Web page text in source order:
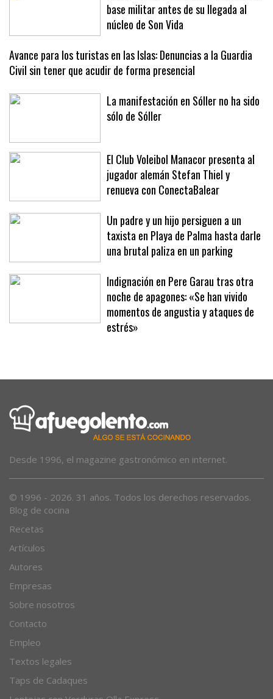
Estabilizan el incendio declarado en la
base militar antes de su llegada al
núcleo de Son Vida
Avance para los turistas en las Islas: Denuncias a la Guardia
Civil sin tener que acudir de forma presencial
La manifestación en Sóller no ha sido
El Club Voleibol Manacor presenta al
jugador alemán Stefan Thiel y
renueva con ConectaBalear
Un padre y un hijo persiguen a un
taxista en Playa de Palma hasta darle
una brutal paliza en un parking
Indignación en Pere Garau tras otra
noche de apagones: «Se han vivido
momentos de angustia y ataques de
Blog de cocina
Recetas
Artículos
Autores
Empresas
Sobre nosotros
Contacto
Empleo
Textos legales